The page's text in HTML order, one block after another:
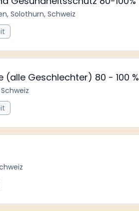
Solothurn, Schweiz
Geschlechter) 80 - 100 %